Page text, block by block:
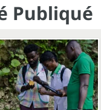
Publiqué